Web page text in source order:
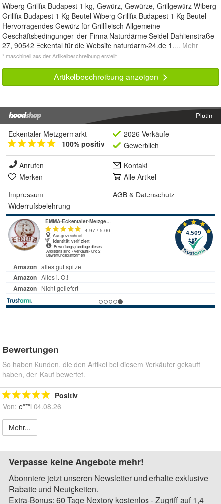
Wiberg Grillfix Budapest 1 kg, Gewürz, Gewürze, Grillgewürz Wiberg
Grillfix Budapest 1 Kg Beutel Wiberg Grillfix Budapest 1 Kg Beutel
Hervorragendes Gewürz für Grillfleisch Allgemeine
Geschäftsbedingungen der Firma Naturdärme Seidel Dahlienstraße
27, 90542 Eckental für die Website naturdarm-24.de 1.... Mehr
* maschinell aus der Artikelbeschreibung erstellt
Artikelbeschreibung anzeigen
Platin
Eckentaler Metzgermarkt
100% positiv
2026 Verkäufe
Gewerblich
Anrufen
Kontakt
Merken
Alle Artikel
Impressum
AGB & Datenschutz
Widerrufsbelehrung
Bewertungen
So haben Kunden, die den Artikel bei diesem Verkäufer gekauft
haben, den Kauf bewertet.
Positiv
Von: e***l 04.08.26
Mehr...
Verpasse keine Angebote mehr!
Abonniere jetzt unseren Newsletter und erhalte exklusive
Rabatte und Neuigkeiten.
Extra-Bonus: 60 Tage Nextory kostenlos - Zugriff auf 1,4